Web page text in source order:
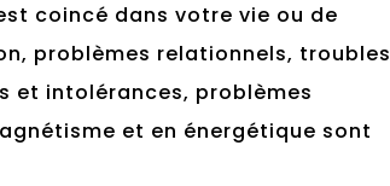
coincé dans votre vie ou de
problèmes relationnels, troubles
et intolérances, problèmes
et en énergétique sont